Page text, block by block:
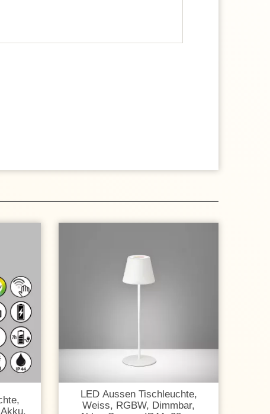
LED Aussen Tischleuchte,
Weiss, RGBW, Dimmbar,